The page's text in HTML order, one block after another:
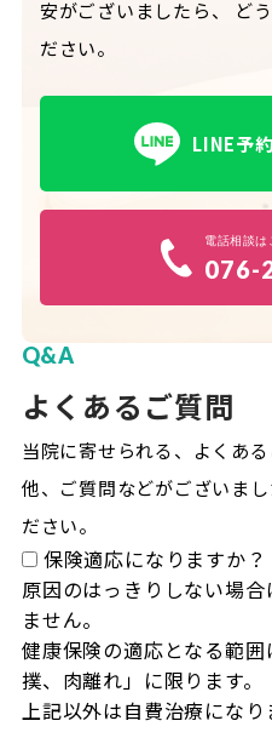
安がございましたら、
ど
ださい。
LINE予
電話相談は
076-
Q&A
よくあるご質問
当院に寄せられる、よくあ
他、ご質問などがございま
ださい。
保険適応になりますか？
原因のはっきりしない場
ません。
健康保険の適応となる範
撲、肉離れ」に限ります。
上記以外は自費治療になり